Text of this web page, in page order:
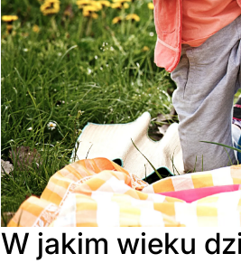
W jakim wieku